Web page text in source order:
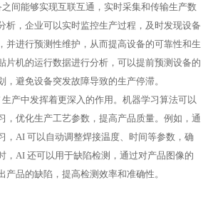
间能够实现互联互通，实时采集和传输生产数
析，企业可以实时监控生产过程，及时发现设备
并进行预测性维护，从而提高设备的可靠性和生
片机的运行数据进行分析，可以提前预测设备的
，避免设备突发故障导致的生产停滞。
产中发挥着更深入的作用。机器学习算法可以
，优化生产工艺参数，提高产品质量。例如，通
，AI 可以自动调整焊接温度、时间等参数，确
，AI 还可以用于缺陷检测，通过对产品图像的
产品的缺陷，提高检测效率和准确性。